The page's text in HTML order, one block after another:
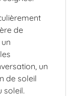
de
un
de soleil
soleil.